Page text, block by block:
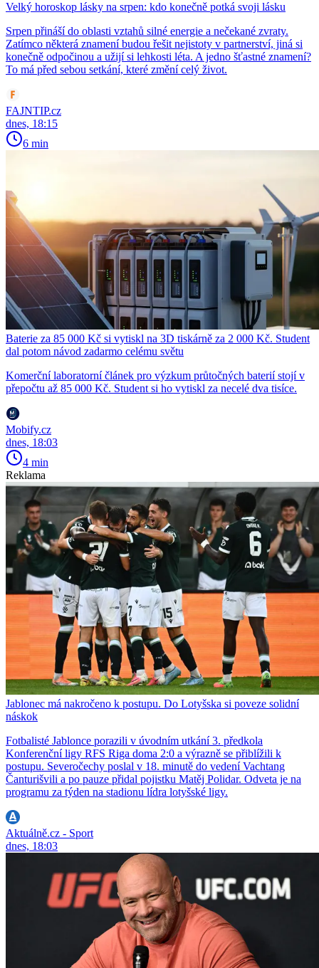
Velký horoskop lásky na srpen: kdo konečně potká svoji lásku
Srpen přináší do oblasti vztahů silné energie a nečekané zvraty.
Zatímco některá znamení budou řešit nejistoty v partnerství, jiná si
konečně odpočinou a užijí si lehkosti léta. A jedno šťastné znamení?
To má před sebou setkání, které změní celý život.
FAJNTIP.cz
dnes, 18:15
6 min
Baterie za 85 000 Kč si vytiskl na 3D tiskárně za 2 000 Kč. Student
dal potom návod zadarmo celému světu
Komerční laboratorní článek pro výzkum průtočných baterií stojí v
přepočtu až 85 000 Kč. Student si ho vytiskl za necelé dva tisíce.
Mobify.cz
dnes, 18:03
4 min
Reklama
Jablonec má nakročeno k postupu. Do Lotyšska si poveze solidní
náskok
Fotbalisté Jablonce porazili v úvodním utkání 3. předkola
Konferenční ligy RFS Riga doma 2:0 a výrazně se přiblížili k
postupu. Severočechy poslal v 18. minutě do vedení Vachtang
Čanturišvili a po pauze přidal pojistku Matěj Polidar. Odveta je na
programu za týden na stadionu lídra lotyšské ligy.
Aktuálně.cz - Sport
dnes, 18:03